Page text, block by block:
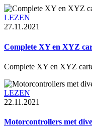
LEZEN
27.11.2021
Complete XY en XYZ
Complete XY en XYZ
LEZEN
22.11.2021
Motorcontrollers met